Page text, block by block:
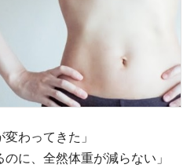
変わってきた」
のに、全然体重が減らない」